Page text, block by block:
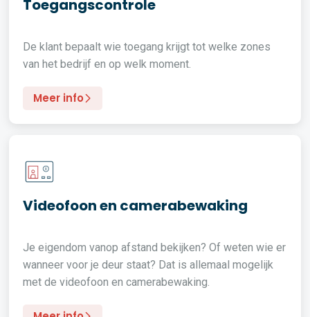
Toegangscontrole
De klant bepaalt wie toegang krijgt tot welke zones
van het bedrijf en op welk moment.
Meer info
Videofoon en camerabewaking
Je eigendom vanop afstand bekijken? Of weten wie er
wanneer voor je deur staat? Dat is allemaal mogelijk
met de videofoon en camerabewaking.